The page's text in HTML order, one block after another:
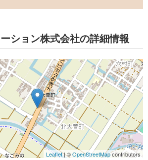
ション株式会社の詳細情報
Leaflet| ©OpenStreetMapcontributors